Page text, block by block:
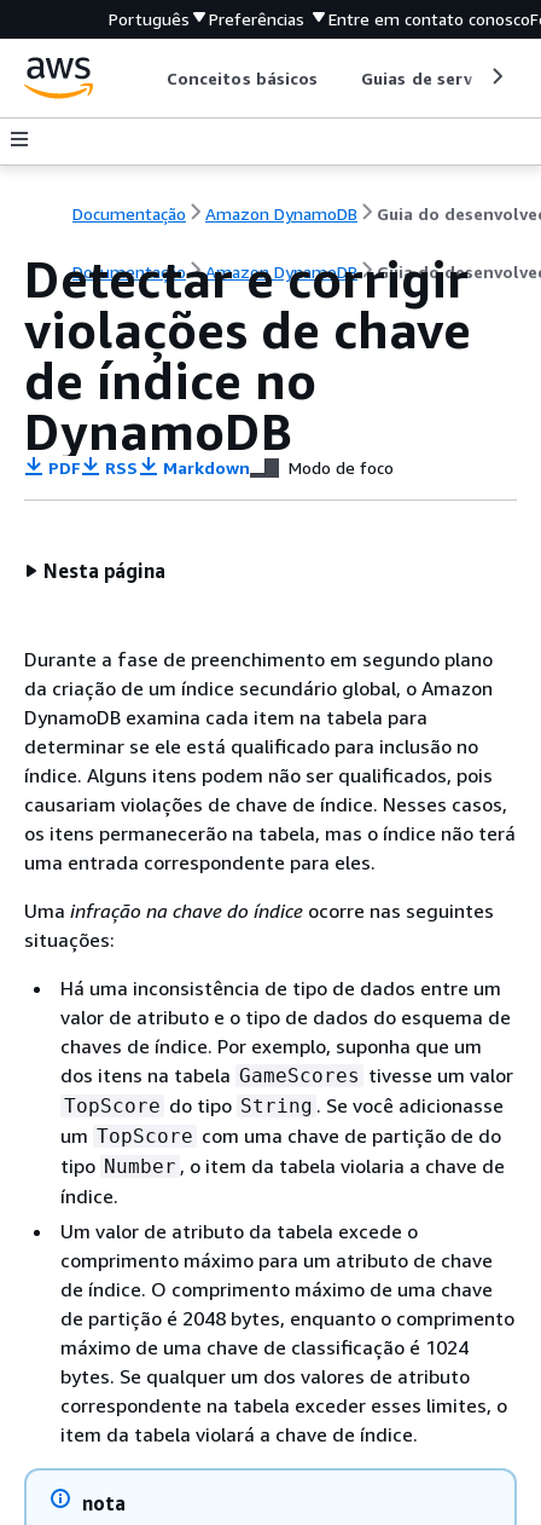
Português Preferências Entre em contato conosco
Conceitos básicos Guias de serviço
Documentação Amazon DynamoDB
Documentação Amazon DynamoDB Guia do
Detectar e corrigir
violações de chave
de índice no
DynamoDB
PDF RSS Markdown Modo de foco
Nesta página
Durante a fase de preenchimento em segundo plano
da criação de um índice secundário global, o Amazon
DynamoDB examina cada item na tabela para
determinar se ele está qualificado para inclusão no
índice. Alguns itens podem não ser qualificados, pois
causariam violações de chave de índice. Nesses casos,
os itens permanecerão na tabela, mas o índice não terá
uma entrada correspondente para eles.
Uma infração na chave do índice ocorre nas seguintes
situações:
Há uma inconsistência de tipo de dados entre um
valor de atributo e o tipo de dados do esquema de
chaves de índice. Por exemplo, suponha que um
dos itens na tabela GameScores tivesse um valor
TopScore do tipo String . Se você adicionasse
um TopScore com uma chave de partição de do
tipo Number , o item da tabela violaria a chave de
índice.
Um valor de atributo da tabela excede o
comprimento máximo para um atributo de chave
de índice. O comprimento máximo de uma chave
de partição é 2048 bytes, enquanto o comprimento
máximo de uma chave de classificação é 1024
bytes. Se qualquer um dos valores de atributo
correspondente na tabela exceder esses limites, o
item da tabela violará a chave de índice.
nota